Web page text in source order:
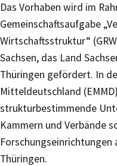
Das Vorhaben wird im
Gemeinschaftsaufgabe
Wirtschaftsstruktur“
Sachsen, das Land
Thüringen gefördert. In
Mitteldeutschland
strukturbestimmende
Kammern und Verbände
Forschungseinrichtungen
Thüringen.